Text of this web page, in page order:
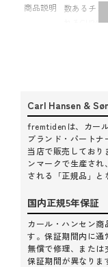
商品説明
数あるチェ
れるCH24
るのが、印
と呼ばれる
は100以上
ています。
職人でも1
ルの強度と
Carl Hansen &
fremtidenは、カー
ブランド・パートナ
当店で販売してお
ンマークで生産さ
される「正規品」と
国内正規5年保証
カール・ハンセン商
す。保証期間内に通
無償で修理、または
保証期間が異なりま